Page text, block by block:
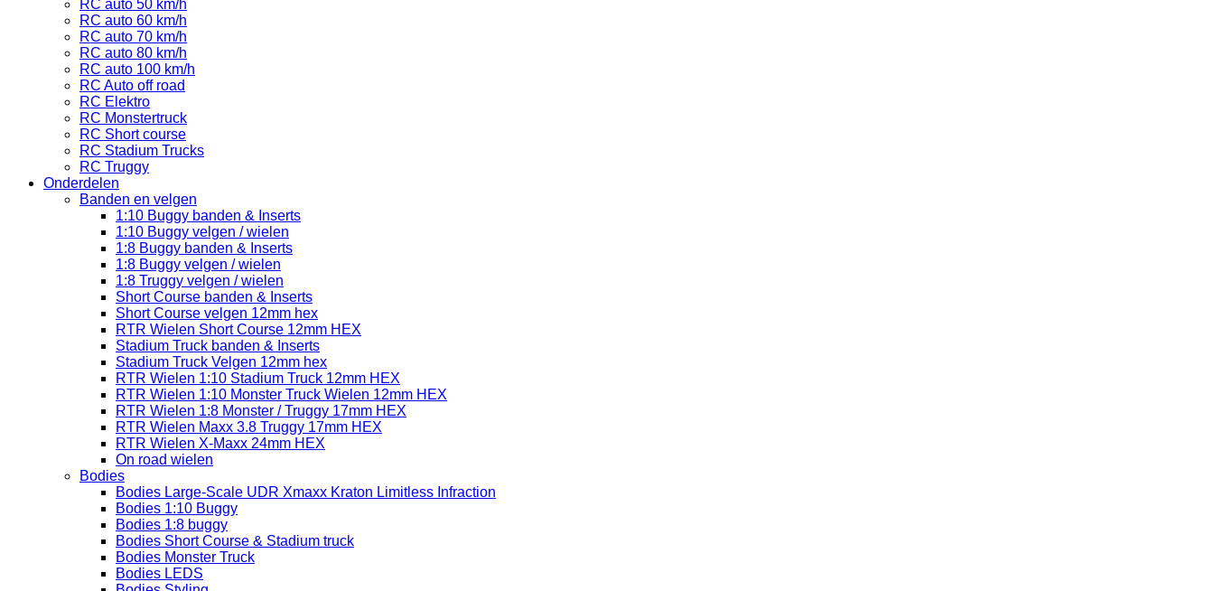
RC auto 50 km/h
RC auto 60 km/h
RC auto 70 km/h
RC auto 80 km/h
RC auto 100 km/h
RC Auto off road
RC Elektro
RC Monstertruck
RC Short course
RC Stadium Trucks
RC Truggy
Onderdelen
Banden en velgen
1:10 Buggy banden & Inserts
1:10 Buggy velgen / wielen
1:8 Buggy banden & Inserts
1:8 Buggy velgen / wielen
1:8 Truggy velgen / wielen
Short Course banden & Inserts
Short Course velgen 12mm hex
RTR Wielen Short Course 12mm HEX
Stadium Truck banden & Inserts
Stadium Truck Velgen 12mm hex
RTR Wielen 1:10 Stadium Truck 12mm HEX
RTR Wielen 1:10 Monster Truck Wielen 12mm HEX
RTR Wielen 1:8 Monster / Truggy 17mm HEX
RTR Wielen Maxx 3.8 Truggy 17mm HEX
RTR Wielen X-Maxx 24mm HEX
On road wielen
Bodies
Bodies Large-Scale UDR Xmaxx Kraton Limitless Infraction
Bodies 1:10 Buggy
Bodies 1:8 buggy
Bodies Short Course & Stadium truck
Bodies Monster Truck
Bodies LEDS